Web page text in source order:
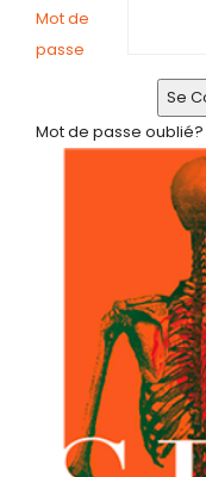
Mot de
passe
Mot de passe oublié?